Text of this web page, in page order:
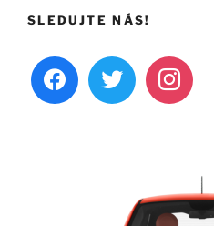
SLEDUJTE NÁS!
facebook twitter instagram